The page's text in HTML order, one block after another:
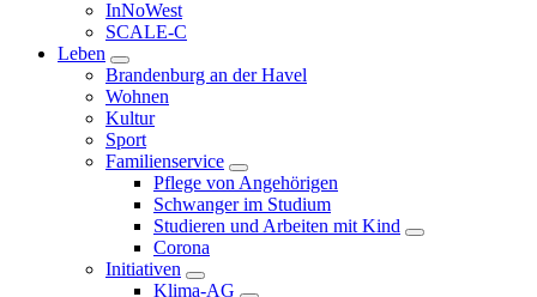
InNoWest
SCALE-C
Leben
Brandenburg an der Havel
Wohnen
Kultur
Sport
Familienservice
Pflege von Angehörigen
Schwanger im Studium
Studieren und Arbeiten mit Kind
Corona
Initiativen
Klima-AG